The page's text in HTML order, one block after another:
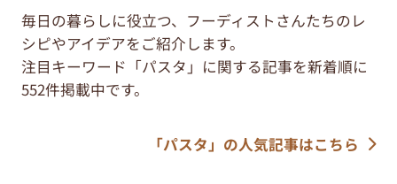
毎日の暮らしに役立つ、フーディストさんたちのレ
シピやアイデアをご紹介します。
注目キーワード「パスタ」に関する記事を新着順に
552件掲載中です。
「パスタ」の人気記事はこちら